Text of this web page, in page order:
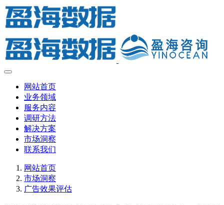
网站首页
业务领域
服务内容
调研方法
解决方案
市场洞察
联系我们
网站首页
市场洞察
广告效果评估